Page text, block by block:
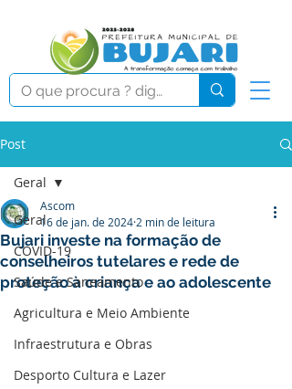
Post
Geral
COVID-19
Saúde e Saneamento
Agricultura e Meio Ambiente
Infraestrutura e Obras
Desporto Cultura e Lazer
Geral
Bujari investe na formação de
conselheiros tutelares e rede de
proteção à criança e ao adolescente
Ascom
16 de jan. de 2024 2 min de leitura